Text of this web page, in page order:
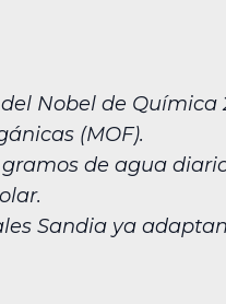
Nobel de
(MOF).
de agua
Sandia ya